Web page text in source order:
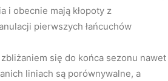
i obecnie mają kłopoty z
pierwszych łańcuchów
się do końca sezonu nawet
liniach są porównywalne, a